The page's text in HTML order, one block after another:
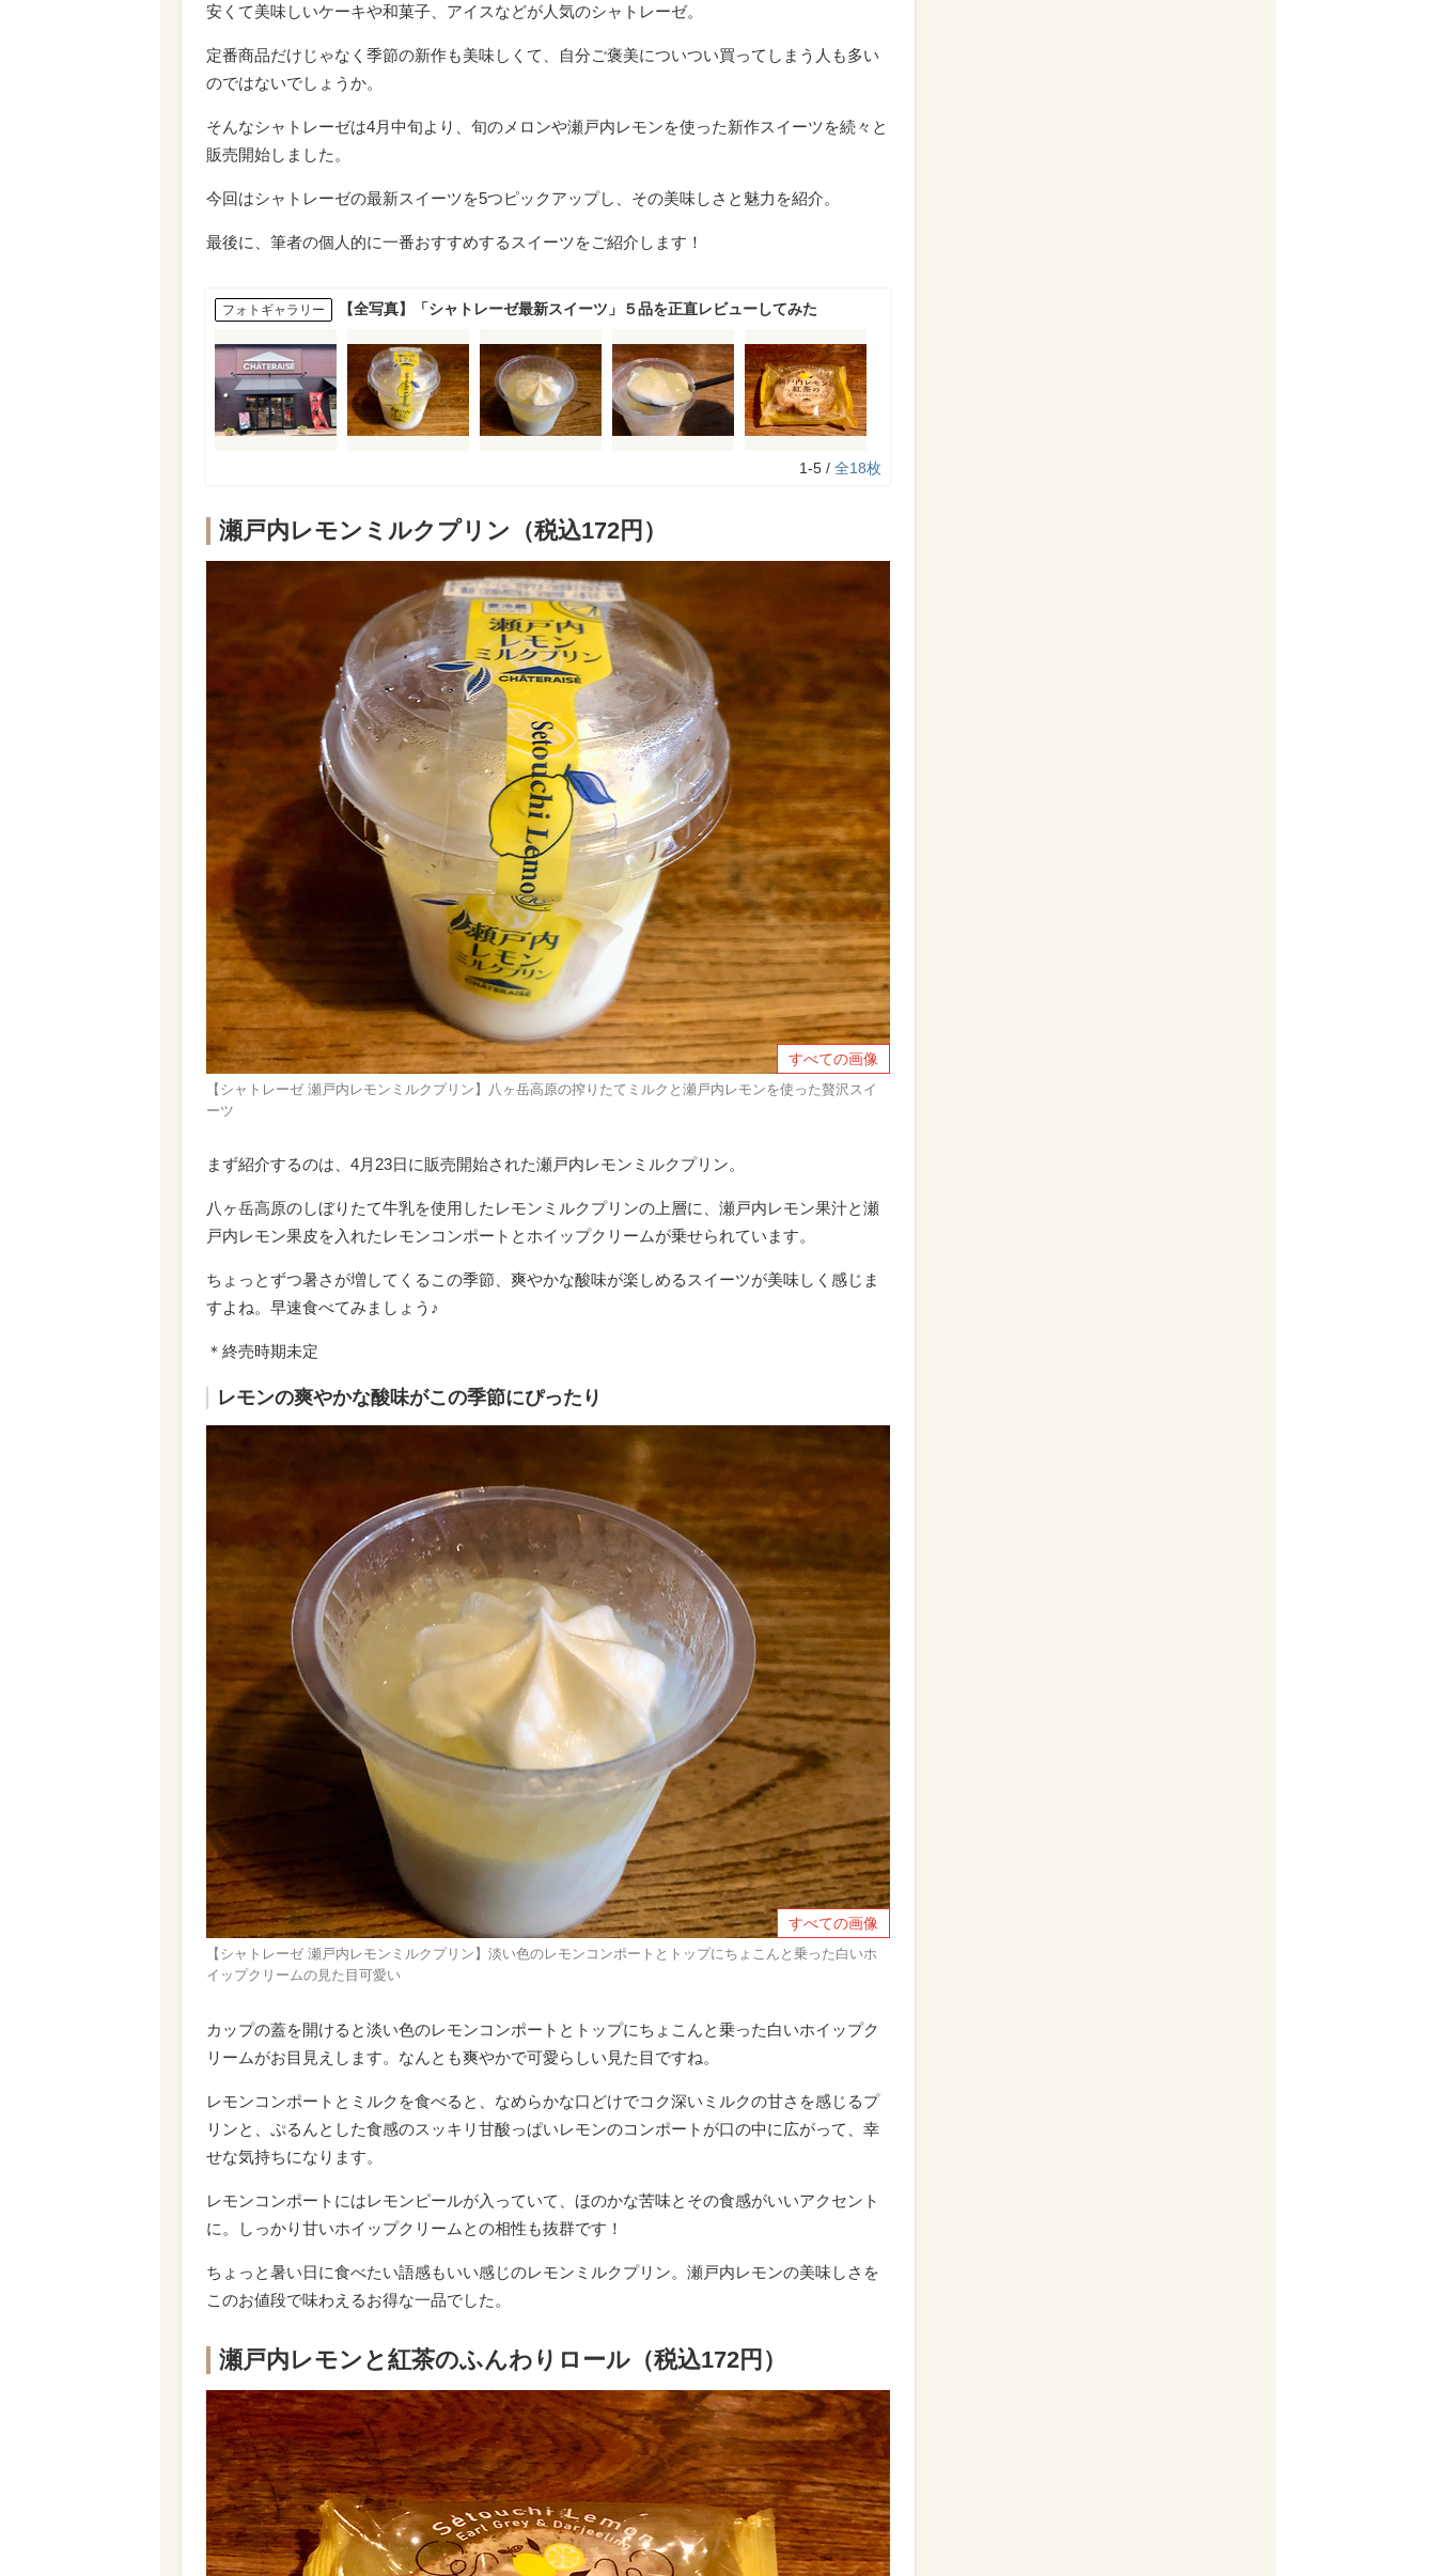
安くて美味しいケーキや和菓子、アイスなどが人気のシャトレーゼ。
定番商品だけじゃなく季節の新作も美味しくて、自分ご褒美についつい買ってしまう人も多い
のではないでしょうか。
そんなシャトレーゼは4月中旬より、旬のメロンや瀬戸内レモンを使った新作スイーツを続々と
販売開始しました。
今回はシャトレーゼの最新スイーツを5つピックアップし、その美味しさと魅力を紹介。
最後に、筆者の個人的に一番おすすめするスイーツをご紹介します！
フォトギャラリー 【全写真】「シャトレーゼ最新スイーツ」５品を正直レビューしてみた
1-5 / 全18枚
瀬戸内レモンミルクプリン（税込172円）
すべての画像
【シャトレーゼ 瀬戸内レモンミルクプリン】八ヶ岳高原の搾りたてミルクと瀬戸内レモンを使った贅沢スイ
ーツ
まず紹介するのは、4月23日に販売開始された瀬戸内レモンミルクプリン。
八ヶ岳高原のしぼりたて牛乳を使用したレモンミルクプリンの上層に、瀬戸内レモン果汁と瀬
戸内レモン果皮を入れたレモンコンポートとホイップクリームが乗せられています。
ちょっとずつ暑さが増してくるこの季節、爽やかな酸味が楽しめるスイーツが美味しく感じま
すよね。早速食べてみましょう♪
＊終売時期未定
レモンの爽やかな酸味がこの季節にぴったり
すべての画像
【シャトレーゼ 瀬戸内レモンミルクプリン】淡い色のレモンコンポートとトップにちょこんと乗った白いホ
イップクリームの見た目可愛い
カップの蓋を開けると淡い色のレモンコンポートとトップにちょこんと乗った白いホイップク
リームがお目見えします。なんとも爽やかで可愛らしい見た目ですね。
レモンコンポートとミルクを食べると、なめらかな口どけでコク深いミルクの甘さを感じるプ
リンと、ぷるんとした食感のスッキリ甘酸っぱいレモンのコンポートが口の中に広がって、幸
せな気持ちになります。
レモンコンポートにはレモンピールが入っていて、ほのかな苦味とその食感がいいアクセント
に。しっかり甘いホイップクリームとの相性も抜群です！
ちょっと暑い日に食べたい語感もいい感じのレモンミルクプリン。瀬戸内レモンの美味しさを
このお値段で味わえるお得な一品でした。
瀬戸内レモンと紅茶のふんわりロール（税込172円）